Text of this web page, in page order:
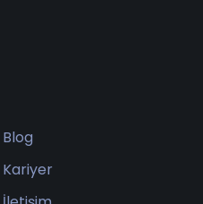
Blog
Kariyer